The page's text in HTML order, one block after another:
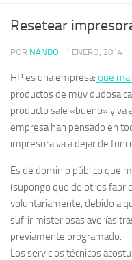
Resetear
POR NANDO · 1 ENERO, 2014
HP es una empresa: que
productos de muy dudosa
producto sale «bueno» y va
empresa han pensado en
impresora va a dejar de
Es de dominio público que
(supongo que de otros
voluntariamente, debido a
sufrir misteriosas averías
previamente programado.
Los servicios técnicos